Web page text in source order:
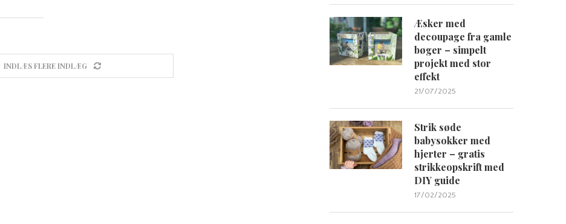
INDLÆS FLERE INDLÆG
Æsker med
decoupage fra gamle
bøger – simpelt
projekt med stor
effekt
21/07/2025
Strik søde
babysokker med
hjerter – gratis
strikkeopskrift med
DIY guide
17/02/2025